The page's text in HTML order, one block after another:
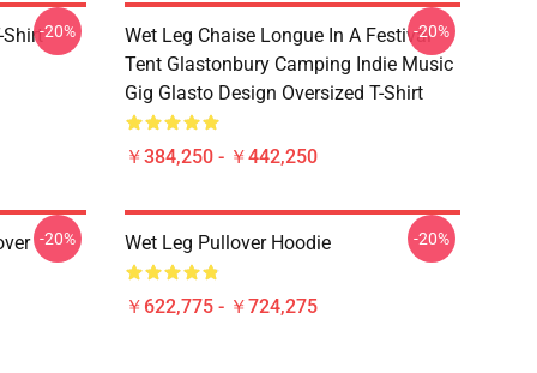
Shirt-20%
Wet Leg Chaise Longue In A Festival
Tent Glastonbury Camping Indie Music
Gig Glasto Design Oversized T-Shirt
￥384,250 - ￥442,250
-20%
-20% Wet Leg Pullover Hoodie
￥622,775 - ￥724,275
-20%